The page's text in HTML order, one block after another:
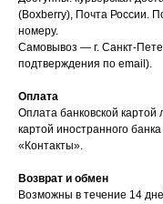
(Boxberry), Почта России.
номеру.
Самовывоз — г. Санкт-
подтверждения по email).
Оплата
Оплата банковской
картой иностранного
«Контакты».
Возврат и обмен
Возможны в течение 14